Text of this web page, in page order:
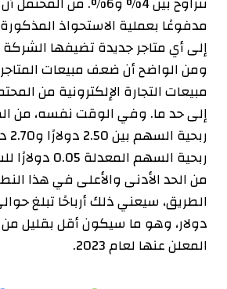
مدفوعًا بعملية الاستحواذ المذكورة
إلى أي متاجر جديدة تضيفها
ومن الواضح أن ضعف مبيعات
مبيعات التجارة الإلكترونية من
إلى حد ما. وفي الوقت نفسه، من
ربحية السهم
من الحد الأدنى والأعلى في هذا
المعلن عنها لعام 2023.